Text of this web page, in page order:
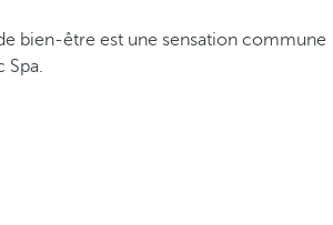
bien-être est une sensation commune
Spa.